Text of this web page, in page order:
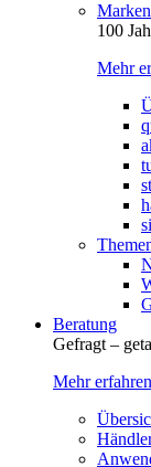
Marken
100
Mehr
Beratung
Gefragt –
Mehr erfahren